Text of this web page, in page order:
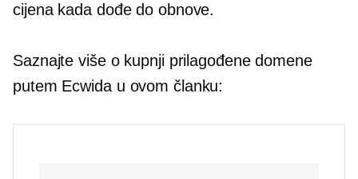
cijena kada dođe do obnove.
Saznajte više o kupnji prilagođene domene
putem Ecwida u ovom članku: